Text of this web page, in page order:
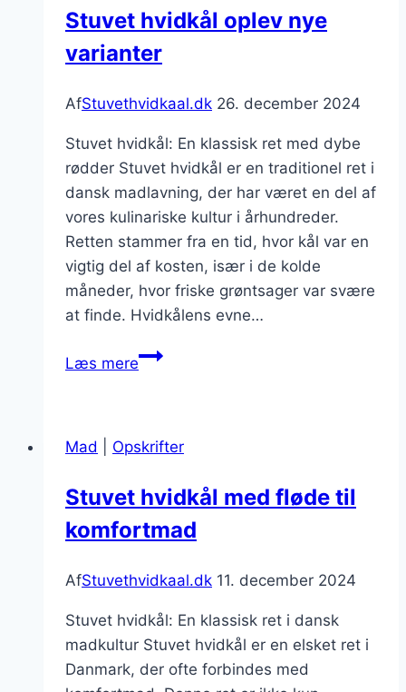
tilbehør
Stuvet hvidkål oplev nye
varianter
AfStuvethvidkaal.dk 26. december 2024
Stuvet hvidkål: En klassisk ret med dybe
rødder Stuvet hvidkål er en traditionel ret i
dansk madlavning, der har været en del af
vores kulinariske kultur i århundreder.
Retten stammer fra en tid, hvor kål var en
vigtig del af kosten, især i de kolde
måneder, hvor friske grøntsager var svære
at finde. Hvidkålens evne…
Læs mereStuvet
varianter
Mad Opskrifter
Stuvet hvidkål med fløde til
komfortmad
AfStuvethvidkaal.dk 11. december 2024
Stuvet hvidkål: En klassisk ret i dansk
madkultur Stuvet hvidkål er en elsket ret i
Danmark, der ofte forbindes med